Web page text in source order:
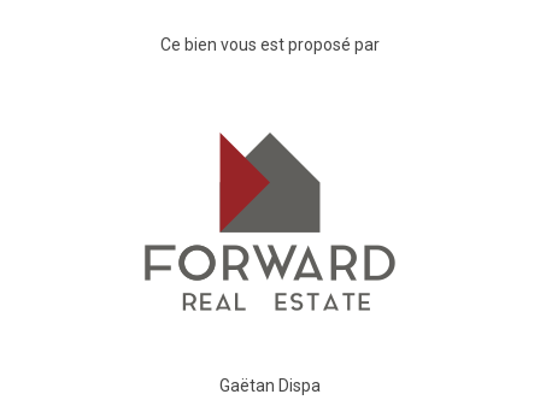
Ce bien vous est proposé par
Gaëtan Dispa